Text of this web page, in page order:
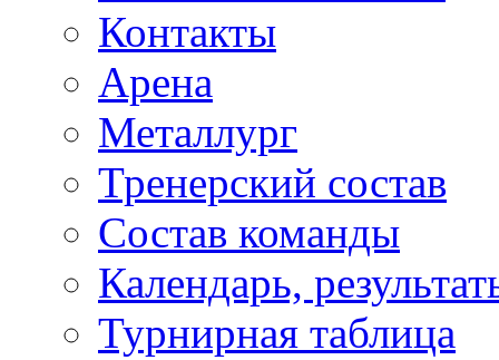
Контакты
Арена
Металлург
Тренерский состав
Состав команды
Календарь,
Турнирная таблица